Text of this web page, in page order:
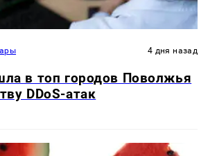
4 дня назад
в топ городов Поволжья
DDoS-атак